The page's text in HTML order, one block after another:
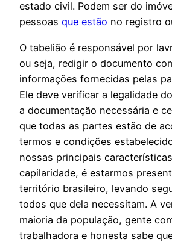
estado civil. Podem ser do
pessoas que estão no registro
O tabelião é responsável por
ou seja, redigir o documento
informações fornecidas pelas
Ele deve verificar a legalidade
a documentação necessária e
que todas as partes estão de
termos e condições
nossas principais
capilaridade, é estarmos
território brasileiro, levando
todos que dela necessitam. A
maioria da população, gente
trabalhadora e honesta sabe